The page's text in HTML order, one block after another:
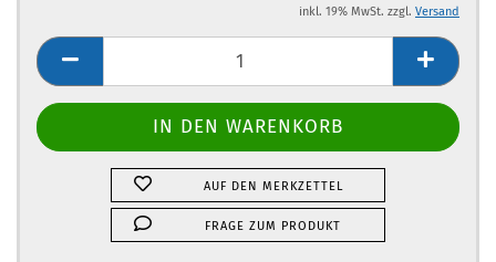
inkl. 19% MwSt. zzgl. Versand
AUF DEN MERKZETTEL
FRAGE ZUM PRODUKT